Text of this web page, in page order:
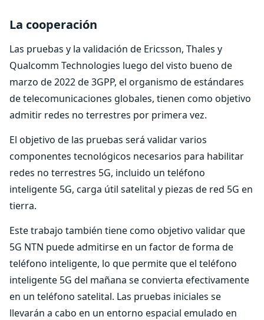
La cooperación
Las pruebas y la validación de Ericsson, Thales y
Qualcomm Technologies luego del visto bueno de
marzo de 2022 de 3GPP, el organismo de estándares
de telecomunicaciones globales, tienen como objetivo
admitir redes no terrestres por primera vez.
El objetivo de las pruebas será validar varios
componentes tecnológicos necesarios para habilitar
redes no terrestres 5G, incluido un teléfono
inteligente 5G, carga útil satelital y piezas de red 5G en
tierra.
Este trabajo también tiene como objetivo validar que
5G NTN puede admitirse en un factor de forma de
teléfono inteligente, lo que permite que el teléfono
inteligente 5G del mañana se convierta efectivamente
en un teléfono satelital. Las pruebas iniciales se
llevarán a cabo en un entorno espacial emulado en